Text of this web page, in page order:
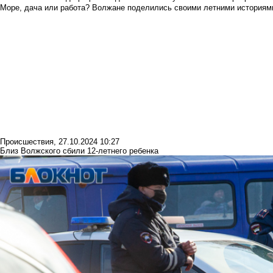
Море, дача или работа? Волжане поделились своими летними
Происшествия, 27.10.2024 10:27
Близ Волжского сбили 12-летнего ребенка